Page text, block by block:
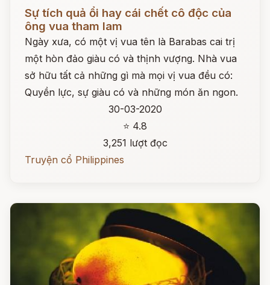
Sự tích quả ổi hay cái chết cô độc của
ông vua tham lam
Ngày xưa, có một vị vua tên là Barabas cai trị
một hòn đảo giàu có và thịnh vượng. Nhà vua
sở hữu tất cả những gì mà mọi vị vua đều có:
Quyền lực, sự giàu có và những món ăn ngon.
30-03-2020
⭐ 4.8
3,251 lượt đọc
Truyện cổ Philippines